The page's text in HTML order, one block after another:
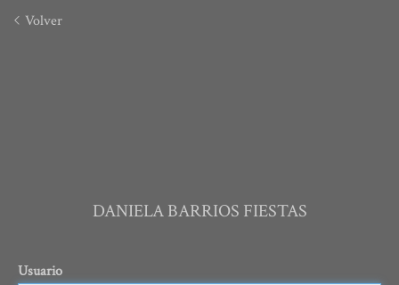
Volver
DANIELA BARRIOS FIESTAS
Usuario